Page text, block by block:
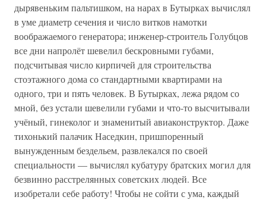
дырявеньким пальтишком, на нарах в Бутырках вычислял
в уме диаметр сечения и число витков намотки
воображаемого генератора; инженер-строитель Голубцов
все дни напролёт шевелил бескровными губами,
подсчитывая число кирпичей для строительства
стоэтажного дома со стандартными квартирами на
одного, три и пять человек. В Бутырках, лежа рядом со
мной, без устали шевелили губами и что-то высчитывали
учёный, гинеколог и знаменитый авиаконструктор. Даже
тихонький палачик Наседкин, пришпоренный
вынужденным бездельем, развлекался по своей
специальности — вычислял кубатуру братских могил для
безвинно расстрелянных советских людей. Все
изобретали себе работу! Чтобы не сойти с ума, каждый